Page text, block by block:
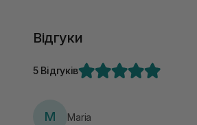
Відгуки
5 Відгуків
M Maria